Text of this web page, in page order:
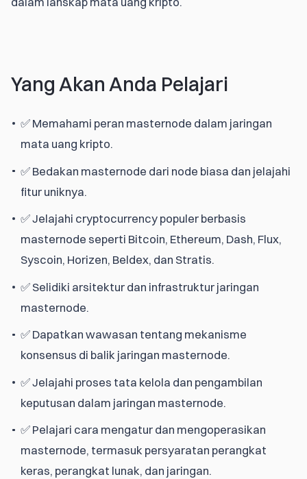
Yang Akan Anda Pelajari
✅ Memahami peran masternode dalam jaringan
mata uang kripto.
✅ Bedakan masternode dari node biasa dan jelajahi
fitur uniknya.
✅ Jelajahi cryptocurrency populer berbasis
masternode seperti Bitcoin, Ethereum, Dash, Flux,
Syscoin, Horizen, Beldex, dan Stratis.
✅ Selidiki arsitektur dan infrastruktur jaringan
masternode.
✅ Dapatkan wawasan tentang mekanisme
konsensus di balik jaringan masternode.
✅ Jelajahi proses tata kelola dan pengambilan
keputusan dalam jaringan masternode.
✅ Pelajari cara mengatur dan mengoperasikan
masternode, termasuk persyaratan perangkat
keras, perangkat lunak, dan jaringan.